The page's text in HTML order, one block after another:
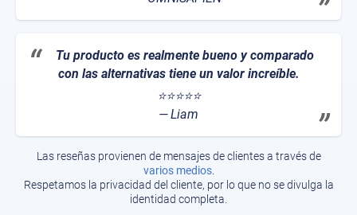
Tu producto es realmente bueno y comparado
con las alternativas tiene un valor increíble.
⭐⭐⭐⭐⭐
Liam
Las reseñas provienen de mensajes de clientes a través de
varios medios.
Respetamos la privacidad del cliente, por lo que no se divulga la
identidad completa.